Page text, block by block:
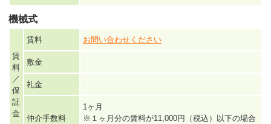
機械式
賃
料
／
保
証
金
賃料 お問い合わせください
敷金
礼金
仲介手数料
1ヶ月
※１ヶ月分の賃料が11,000円（税込）以下の場合